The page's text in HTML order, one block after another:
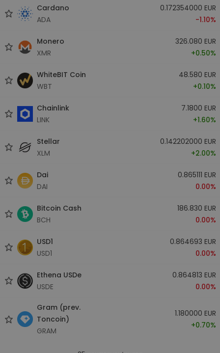
Cardano
ADA
0.172354000 EUR
-1.10%
Monero
XMR
326.080 EUR
+0.50%
WhiteBIT Coin
WBT
48.580 EUR
+0.10%
Chainlink
LINK
7.1800 EUR
+1.60%
Stellar
XLM
0.142202000 EUR
+2.00%
Dai
DAI
0.865111 EUR
0.00%
Bitcoin Cash
BCH
186.830 EUR
0.00%
USD1
USD1
0.864693 EUR
0.00%
Ethena USDe
USDE
0.864813 EUR
0.00%
Gram (prev.
Toncoin)
GRAM
1.180000 EUR
+0.70%